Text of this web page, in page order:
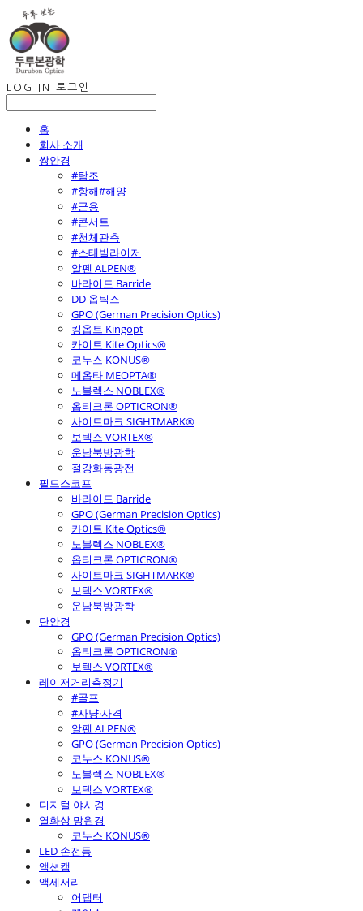
LOG IN 로그인
홈
회사 소개
쌍안경
#탐조
#항해#해양
#군용
#콘서트
#천체관측
#스태빌라이저
알펜 ALPEN®
바라이드 Barride
DD 옵틱스
GPO (German Precision Optics)
킹옵트 Kingopt
카이트 Kite Optics®
코누스 KONUS®
메옵타 MEOPTA®
노블렉스 NOBLEX®
옵티크론 OPTICRON®
사이트마크 SIGHTMARK®
보텍스 VORTEX®
운남북방광학
절강화동광전
필드스코프
바라이드 Barride
GPO (German Precision Optics)
카이트 Kite Optics®
노블렉스 NOBLEX®
옵티크론 OPTICRON®
사이트마크 SIGHTMARK®
보텍스 VORTEX®
운남북방광학
단안경
GPO (German Precision Optics)
옵티크론 OPTICRON®
보텍스 VORTEX®
레이저거리측정기
#골프
#사냥·사격
알펜 ALPEN®
GPO (German Precision Optics)
코누스 KONUS®
노블렉스 NOBLEX®
보텍스 VORTEX®
디지털 야시경
열화상 망원경
코누스 KONUS®
LED 손전등
액션캠
액세서리
어댑터